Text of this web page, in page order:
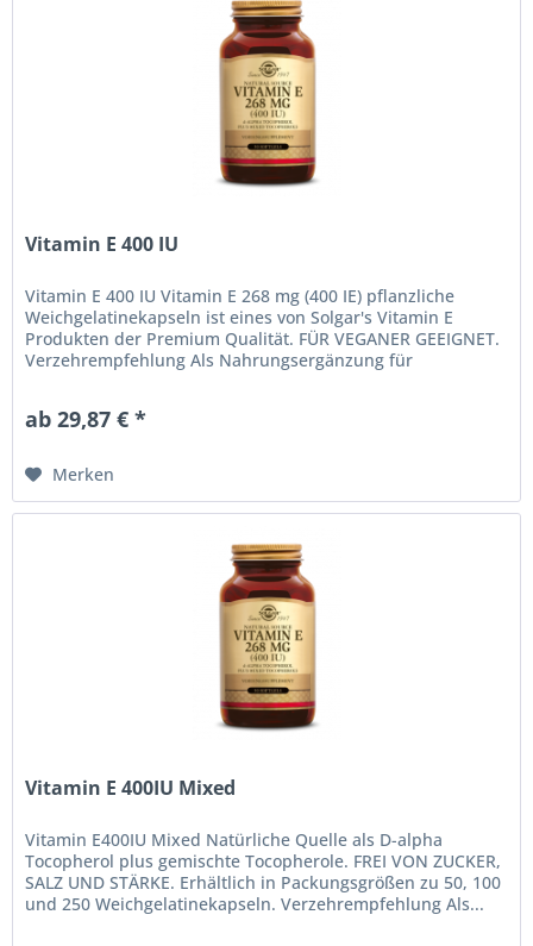
Vitamin E 400 IU
Vitamin E 400 IU Vitamin E 268 mg (400 IE) pflanzliche
Weichgelatinekapseln ist eines von Solgar's Vitamin E
Produkten der Premium Qualität. FÜR VEGANER GEEIGNET.
Verzehrempfehlung Als Nahrungsergänzung für
ab 29,87 € *
Merken
Vitamin E 400IU Mixed
Vitamin E400IU Mixed Natürliche Quelle als D-alpha
Tocopherol plus gemischte Tocopherole. FREI VON ZUCKER,
SALZ UND STÄRKE. Erhältlich in Packungsgrößen zu 50, 100
und 250 Weichgelatinekapseln. Verzehrempfehlung Als...